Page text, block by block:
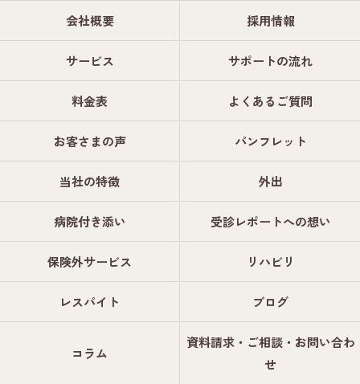
会社概要 採用情報
サービス サポートの流れ
料金表 よくあるご質問
お客さまの声 パンフレット
当社の特徴 外出
病院付き添い 受診レポートへの想い
保険外サービス リハビリ
レスパイト ブログ
コラム
資料請求・ご相談・お問い合わ
せ